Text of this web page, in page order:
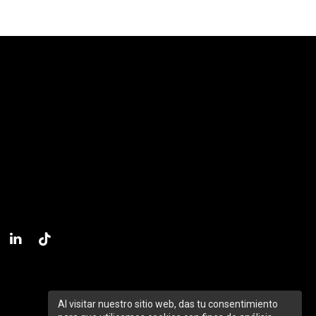
Al visitar nuestro sitio web, das tu consentimiento